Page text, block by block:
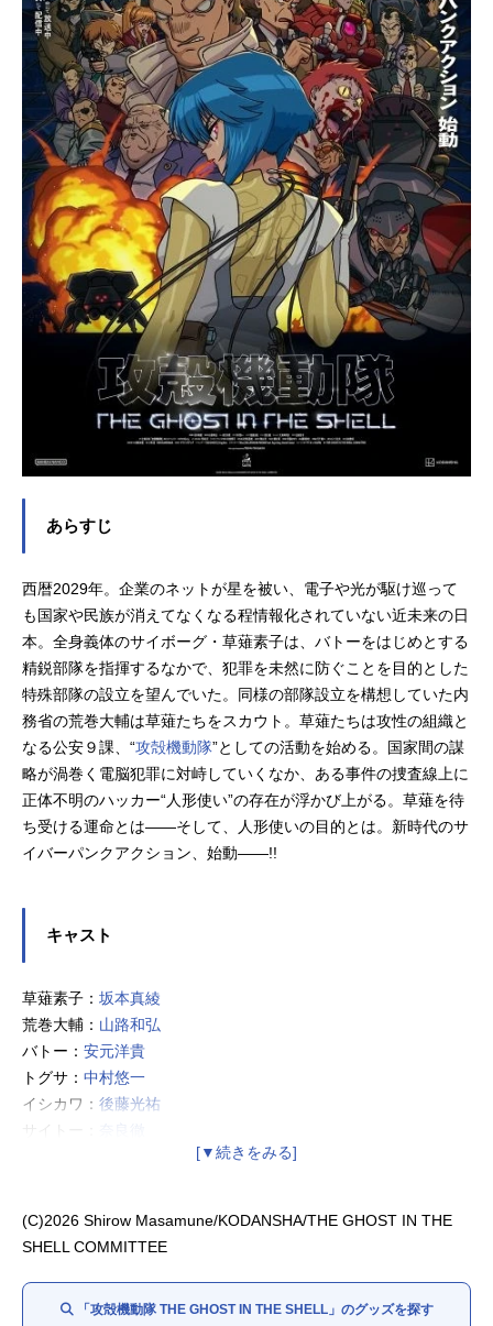
あらすじ
西暦2029年。企業のネットが星を被い、電子や光が駆け巡って
も国家や民族が消えてなくなる程情報化されていない近未来の日
本。全身義体のサイボーグ・草薙素子は、バトーをはじめとする
精鋭部隊を指揮するなかで、犯罪を未然に防ぐことを目的とした
特殊部隊の設立を望んでいた。同様の部隊設立を構想していた内
務省の荒巻大輔は草薙たちをスカウト。草薙たちは攻性の組織と
なる公安９課、“攻殻機動隊”としての活動を始める。国家間の謀
略が渦巻く電脳犯罪に対峙していくなか、ある事件の捜査線上に
正体不明のハッカー“人形使い”の存在が浮かび上がる。草薙を待
ち受ける運命とは――そして、人形使いの目的とは。新時代のサ
イバーパンクアクション、始動――!!
キャスト
草薙素子： 坂本真綾
荒巻大輔： 山路和弘
バトー： 安元洋貴
トグサ： 中村悠一
イシカワ： 後藤光祐
サイトー：
阪華精機社長：江原正士
アンナプーナ：久川綾
(C)2026 Shirow Masamune/KODANSHA/THE GHOST IN THE
SHELL COMMITTEE
「攻殻機動隊 THE GHOST IN THE SHELL」のグッズを探す